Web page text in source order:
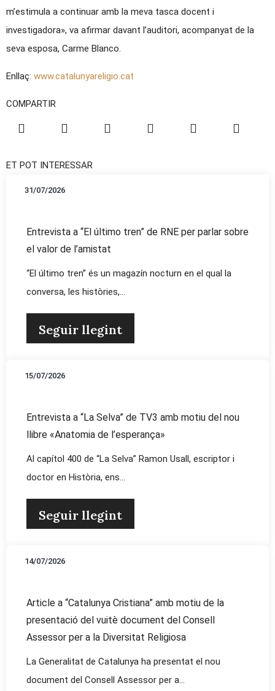
m’estimula a continuar amb la meva tasca docent i
investigadora», va afirmar davant l’auditori, acompanyat de la
seva esposa, Carme Blanco.
Enllaç: www.catalunyareligio.cat
COMPARTIR
ET POT INTERESSAR
31/07/2026
Entrevista a “El último tren” de RNE per parlar sobre
el valor de l’amistat
“El último tren” és un magazín nocturn en el qual la
conversa, les històries,...
Seguir llegint
15/07/2026
Entrevista a “La Selva” de TV3 amb motiu del nou
llibre «Anatomia de l’esperança»
Al capítol 400 de “La Selva” Ramon Usall, escriptor i
doctor en Història, ens...
Seguir llegint
14/07/2026
Article a “Catalunya Cristiana” amb motiu de la
presentació del vuitè document del Consell
Assessor per a la Diversitat Religiosa
La Generalitat de Catalunya ha presentat el nou
document del Consell Assessor per a...